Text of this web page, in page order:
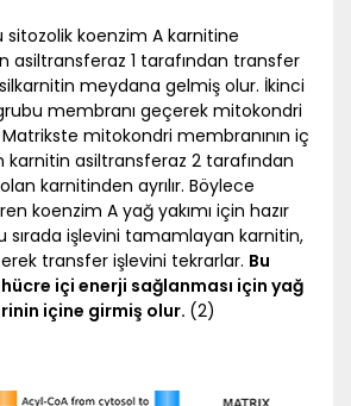
koenzim A karnitine
asiltransferaz 1 tarafından transfer
meydana gelmiş olur. İkinci
membranı geçerek mitokondri
mitokondri membranının iç
karnitin asiltransferaz 2 tarafından
karnitinden ayrılır. Böylece
koenzim A yağ yakımı için hazır
sırada işlevini tamamlayan karnitin,
transfer işlevini tekrarlar. Bu
içi enerji sağlanması için yağ
içine girmiş olur. (2)